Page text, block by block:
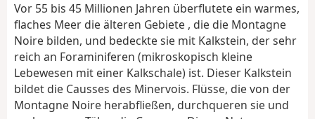
g
t
o
n
Vor 55 bis 45 Millionen Jahren überflutete ein warmes,
flaches Meerdie älteren Gebiete , die die Montagne
Noire bilden, und bedeckte sie mit Kalkstein, der sehr
reich an Foraminiferen (mikroskopisch kleine
Lebewesen mit einer Kalkschale) ist. Dieser Kalkstein
bildet die Causses des Minervois. Flüsse, die von der
Montagne Noire herabfließen, durchqueren sie und